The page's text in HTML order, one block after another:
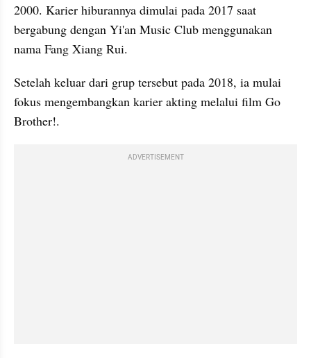
2000. Karier hiburannya dimulai pada 2017 saat
bergabung dengan Yi'an Music Club menggunakan
nama Fang Xiang Rui.
Setelah keluar dari grup tersebut pada 2018, ia mulai
fokus mengembangkan karier akting melalui film Go
Brother!.
ADVERTISEMENT